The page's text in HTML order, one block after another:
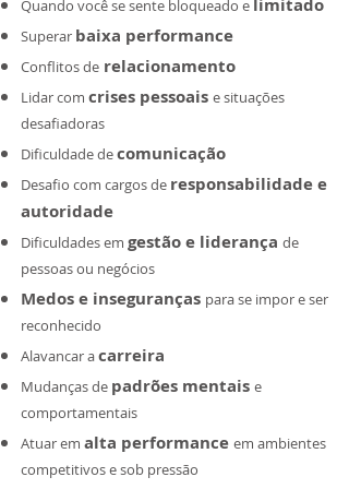
Quando você se sente bloqueado e limitado
Superar baixa performance
Conflitos de relacionamento
Lidar com crises pessoais e situações
desafiadoras
Dificuldade decomunicação
Desafio com cargos de responsabilidade e
autoridade
Dificuldades em gestão e liderança de
pessoas ou negócios
Medos e inseguranças para se impor e ser
reconhecido
Alavancar acarreira
Mudanças de padrões mentais e
comportamentais
Atuar em alta performance em ambientes
competitivos e sob pressão